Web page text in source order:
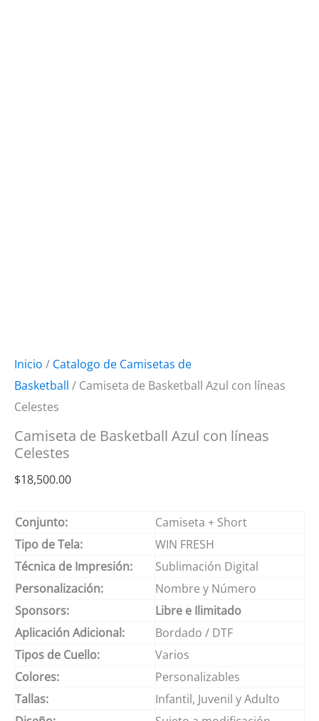
Inicio / Catalogo de Camisetas de
Basketball / Camiseta de Basketball Azul con líneas
Celestes
Camiseta de Basketball Azul con líneas
Celestes
$18,500.00
Conjunto:
Camiseta + Short
Tipo de Tela:
WIN FRESH
Técnica de Impresión:
Sublimación Digital
Personalización:
Nombre y Número
Sponsors:
Libre e Ilimitado
Aplicación Adicional:
Bordado / DTF
Tipos de Cuello:
Varios
Colores:
Personalizables
Tallas:
Infantil, Juvenil y Adulto